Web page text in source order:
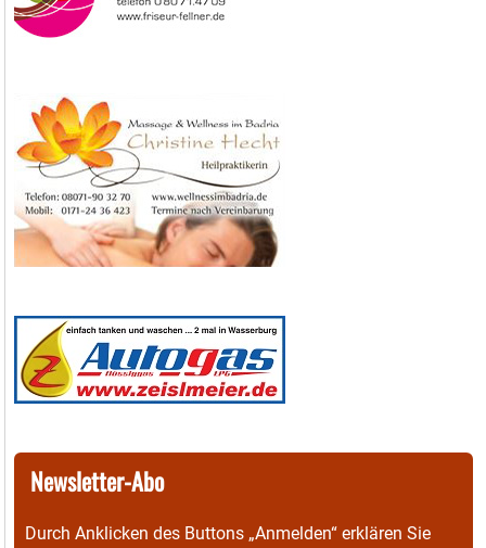
Newsletter-Abo
Durch Anklicken des Buttons „Anmelden“ erklären Sie